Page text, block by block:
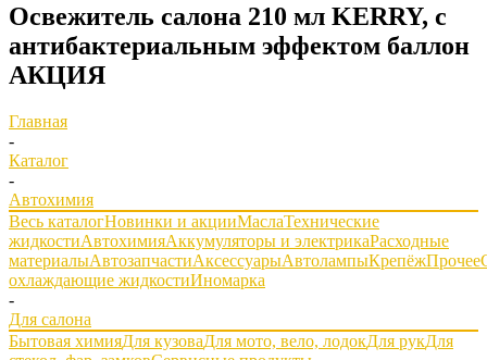
Освежитель салона 210 мл KERRY, с
антибактериальным эффектом баллон
АКЦИЯ
Главная
-
Каталог
-
Автохимия
Весь каталогНовинки и акцииМаслаТехнические
жидкостиАвтохимияАккумуляторы и электрикаРасходные
материалыАвтозапчастиАксессуарыАвтолампыКрепёжПрочее
охлаждающие жидкостиИномарка
-
Для салона
Бытовая химияДля кузоваДля мото, вело, лодокДля рукДля